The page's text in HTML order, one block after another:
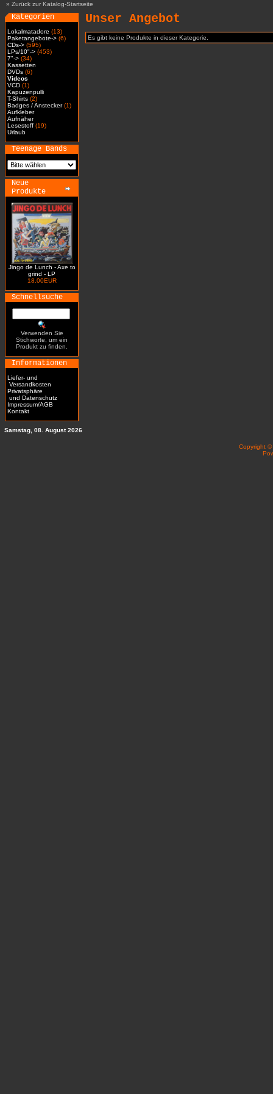
» Zurück zur Katalog-Startseite
Kategorien
Lokalmatadore (13)
Paketangebote-> (6)
CDs-> (595)
LPs/10"-> (453)
7"-> (34)
Kassetten
DVDs (6)
Videos
VCD (1)
Kapuzenpulli
T-Shirts (2)
Badges / Anstecker(1)
Aufkleber
Aufnäher
Lesestoff (19)
Urlaub
Teenage Bands
Neue
Produkte
Jingo de Lunch - Axe to
grind - LP
18.00EUR
Schnellsuche
Verwenden Sie
Stichworte, um ein
Produkt zu finden.
Informationen
Liefer- und
Versandkosten
Privatsphäre
und Datenschutz
Impressum/AGB
Kontakt
Unser Angebot
Es gibt keine Produkte in dieser Kategorie.
Samstag, 08. August 2026
Copyright